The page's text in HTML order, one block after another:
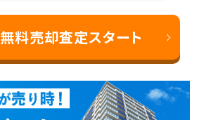
無料売却査定スタート